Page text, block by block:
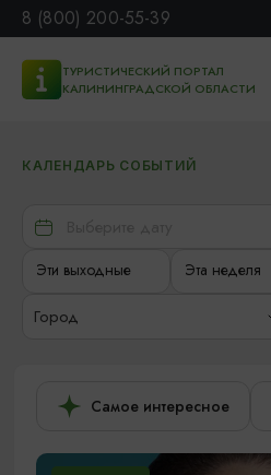
8 (800) 200-55-39
ТУРИСТИЧЕСКИЙ ПОРТАЛ
КАЛИНИНГРАДСКОЙ ОБЛАСТИ
КАЛЕНДАРЬ СОБЫТИЙ
Эти выходные Эта неделя
Город
Самое интересное